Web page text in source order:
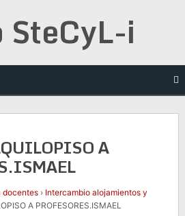
A
docentes › Intercambio alojamientos y
A PROFESORES.ISMAEL